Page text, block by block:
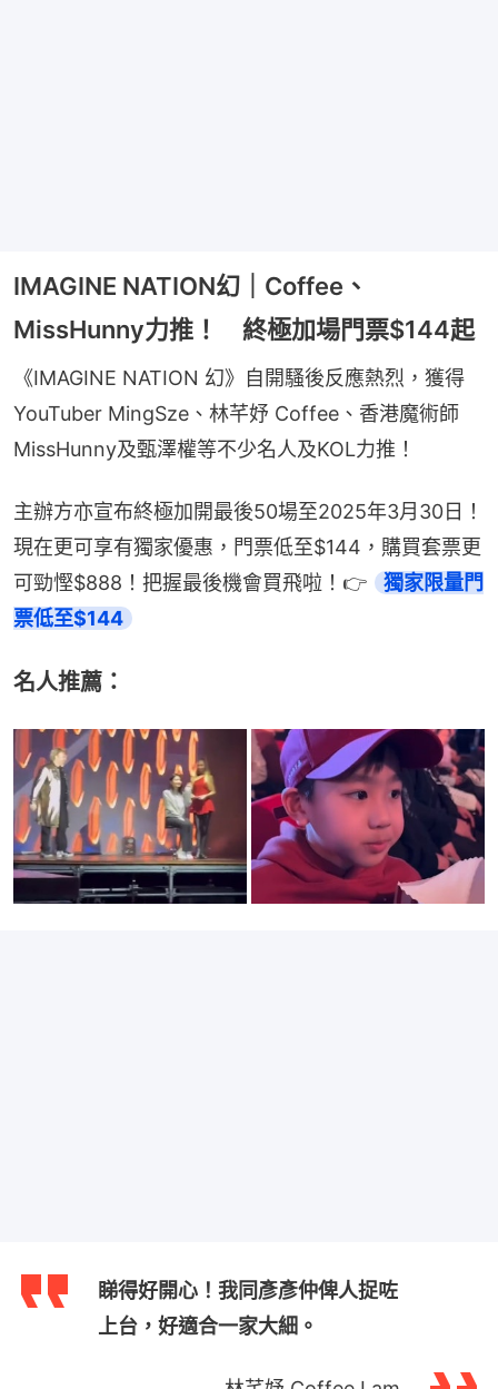
IMAGINE NATION幻｜Coffee、
MissHunny力推！ 終極加場門票$144起
《IMAGINE NATION 幻》自開騷後反應熱烈，獲得
YouTuber MingSze、林芊妤 Coffee、香港魔術師
MissHunny及甄澤權等不少名人及KOL力推！
主辦方亦宣布終極加開最後50場至2025年3月30日！
現在更可享有獨家優惠，門票低至$144，購買套票更
可勁慳$888！把握最後機會買飛啦！👉
獨家限量門
票低至$144
名人推薦：
睇得好開心！我同彥彥仲俾人捉咗
上台，好適合一家大細。